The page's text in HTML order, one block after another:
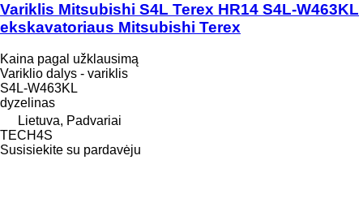
Variklis Mitsubishi S4L Terex HR14 S4L-W463KL
ekskavatoriaus Mitsubishi Terex
Kaina pagal užklausimą
Variklio dalys - variklis
S4L-W463KL
dyzelinas
Lietuva, Padvariai
TECH4S
Susisiekite su pardavėju